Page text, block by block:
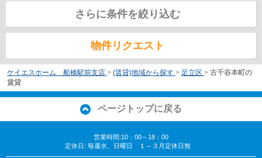
さらに条件を絞り込む
物件リクエスト
ケイエスホーム 船橋駅前支店 > (賃貸)地域から探す > 足立区 > 古千谷本町の
賃貸
ページトップに戻る
営業時間:10：00～18：00
定休日: 毎週水、日曜日 １～３月定休日無